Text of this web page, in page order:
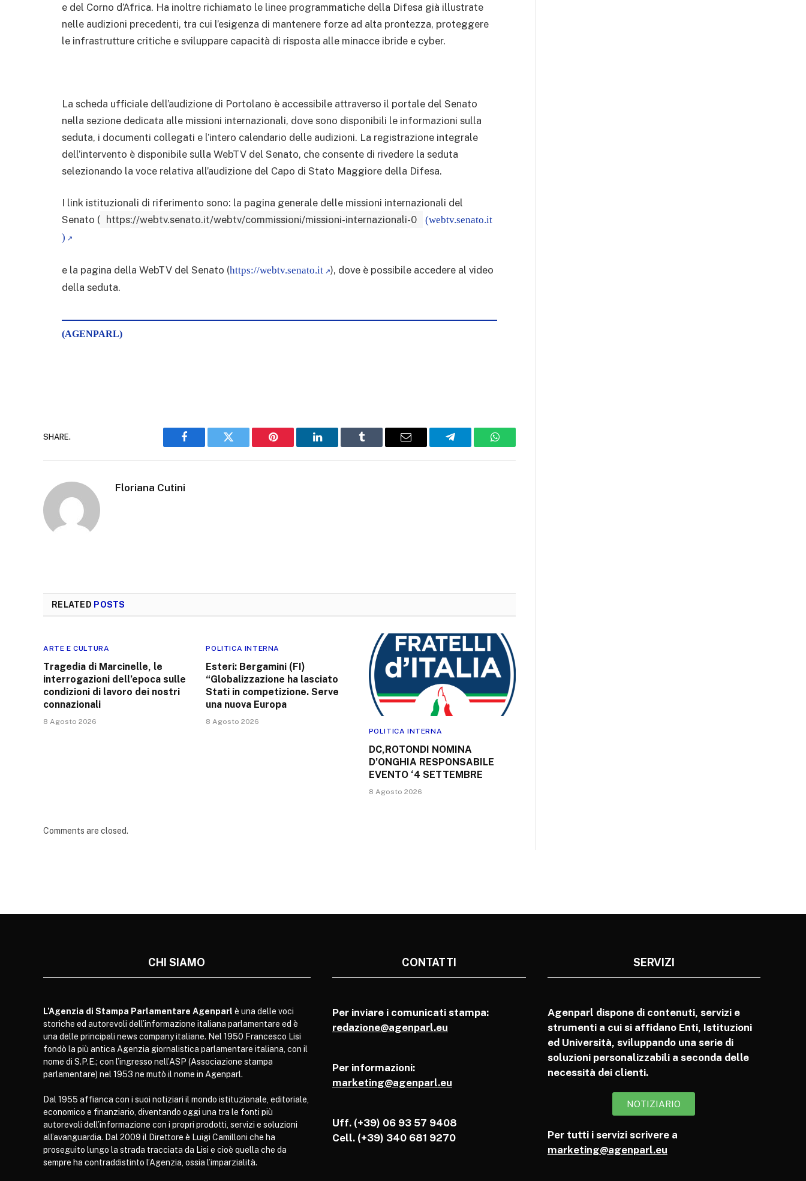
e del Corno d’Africa. Ha inoltre richiamato le linee programmatiche della Difesa già illustrate
nelle audizioni precedenti, tra cui l’esigenza di mantenere forze ad alta prontezza, proteggere
le infrastrutture critiche e sviluppare capacità di risposta alle minacce ibride e cyber.
La scheda ufficiale dell’audizione di Portolano è accessibile attraverso il portale del Senato
nella sezione dedicata alle missioni internazionali, dove sono disponibili le informazioni sulla
seduta, i documenti collegati e l’intero calendario delle audizioni. La registrazione integrale
dell’intervento è disponibile sulla WebTV del Senato, che consente di rivedere la seduta
selezionando la voce relativa all’audizione del Capo di Stato Maggiore della Difesa.
I link istituzionali di riferimento sono: la pagina generale delle missioni internazionali del
Senato ( https://webtv.senato.it/webtv/commissioni/missioni-internazionali-0
(webtv.senato.it
)
e la pagina della WebTV del Senato (https://webtv.senato.it
), dove è possibile accedere al video
della seduta.
(AGENPARL)
SHARE.
Facebook Twitter Pinterest LinkedIn Tumblr Email Telegram WhatsApp
Floriana Cutini
RELATED POSTS
ARTE E CULTURA
Tragedia di Marcinelle, le
interrogazioni dell’epoca sulle
condizioni di lavoro dei nostri
connazionali
8 Agosto 2026
POLITICA INTERNA
Esteri: Bergamini (FI)
“Globalizzazione ha lasciato
Stati in competizione. Serve
una nuova Europa
8 Agosto 2026
POLITICA INTERNA
DC,ROTONDI NOMINA
D’ONGHIA RESPONSABILE
EVENTO ‘4 SETTEMBRE
8 Agosto 2026
Comments are closed.
CHI SIAMO
L’Agenzia di Stampa Parlamentare Agenparl è una delle voci
storiche ed autorevoli dell’informazione italiana parlamentare ed è
una delle principali news company italiane. Nel 1950 Francesco Lisi
fondò la più antica Agenzia giornalistica parlamentare italiana, con il
nome di S.P.E.; con l’ingresso nell’ASP (Associazione stampa
parlamentare) nel 1953 ne mutò il nome in Agenparl.
Dal 1955 affianca con i suoi notiziari il mondo istituzionale, editoriale,
economico e finanziario, diventando oggi una tra le fonti più
autorevoli dell’informazione con i propri prodotti, servizi e soluzioni
all’avanguardia. Dal 2009 il Direttore è Luigi Camilloni che ha
proseguito lungo la strada tracciata da Lisi e cioè quella che da
sempre ha contraddistinto l’Agenzia, ossia l’imparzialità.
CONTATTI
Per inviare i comunicati stampa:
redazione@agenparl.eu
Per informazioni:
marketing@agenparl.eu
Uff. (+39) 06 93 57 9408
Cell. (+39) 340 681 9270
SERVIZI
Agenparl dispone di contenuti, servizi e
strumenti a cui si affidano Enti, Istituzioni
ed Università, sviluppando una serie di
soluzioni personalizzabili a seconda delle
necessità dei clienti.
NOTIZIARIO
Per tutti i servizi scrivere a
marketing@agenparl.eu